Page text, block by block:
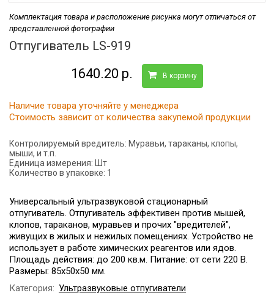
Комплектация товара и расположение рисунка могут отличаться от
представленной фотографии
Отпугиватель LS-919
1640.20 р. В корзину
Наличие товара уточняйте у менеджера
Стоимость зависит от количества закупемой продукции
Контролируемый вредитель: Муравьи, тараканы, клопы,
мыши, и т.п.
Единица измерения: Шт
Количество в упаковке: 1
Универсальный ультразвуковой стационарный
отпугиватель. Отпугиватель эффективен против мышей,
клопов, тараканов, муравьев и прочих "вредителей",
живущих в жилых и нежилых помещениях. Устройство не
использует в работе химических реагентов или ядов.
Площадь действия: до 200 кв.м. Питание: от сети 220 В.
Размеры: 85х50х50 мм.
Категория: Ультразвуковые отпугиватели